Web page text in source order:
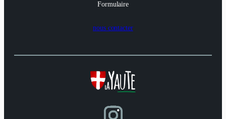
Formulaire
nous contacter